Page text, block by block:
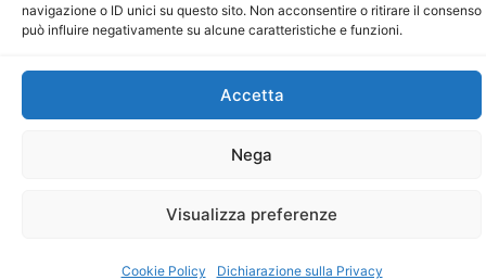
navigazione o ID unici su questo sito. Non acconsentire o ritirare il consenso
può influire negativamente su alcune caratteristiche e funzioni.
Accetta
Nega
Visualizza preferenze
Cookie Policy Dichiarazione sulla Privacy